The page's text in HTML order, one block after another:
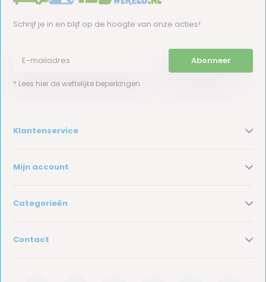
Schrijf je in en blijf op de hoogte van onze acties!
Abonneer
* Lees hier de wettelijke beperkingen
Klantenservice
Mijn account
Categorieën
Contact